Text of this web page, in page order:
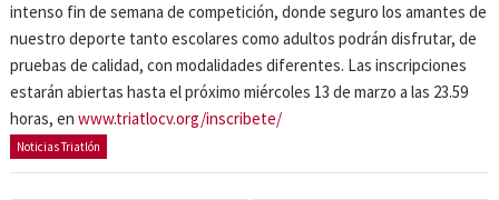
intenso fin de semana de competición, donde seguro los amantes de
nuestro deporte tanto escolares como adultos podrán disfrutar, de
pruebas de calidad, con modalidades diferentes. Las inscripciones
estarán abiertas hasta el próximo miércoles 13 de marzo a las 23.59
horas, enwww.triatlocv.org/inscribete/
Noticias Triatlón